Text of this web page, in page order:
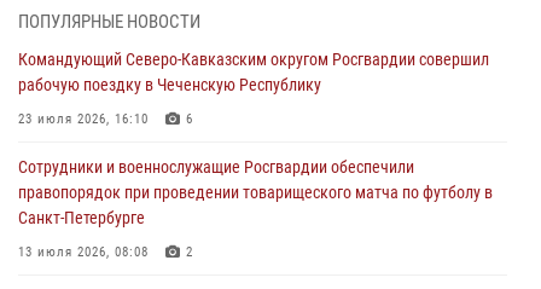
(видео)
Росгвардейцы провели занятие по стрелковой подготовке для
воспитанников Центра детского, юношеского туризма и
09 августа 2026, 05:00
В регионах Урала бойцам Росгвардии в зону СВО передали свежие
тиражи газет
ПОПУЛЯРНЫЕ НОВОСТИ
Командующий Северо-Кавказским округом Росгвардии совершил
рабочую поездку в Чеченскую Республику
23 июля 2026, 16:10 6
Сотрудники и военнослужащие Росгвардии обеспечили
правопорядок при проведении товарищеского матча по футболу в
Санкт-Петербурге
13 июля 2026, 08:08 2